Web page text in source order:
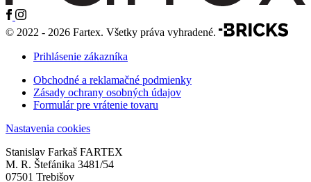
© 2022 - 2026 Fartex. Všetky práva vyhradené.
Prihlásenie zákazníka
Obchodné a reklamačné podmienky
Zásady ochrany osobných údajov
Formulár pre vrátenie tovaru
Nastavenia cookies
Stanislav Farkaš FARTEX
M. R. Štefánika 3481/54
07501 Trebišov